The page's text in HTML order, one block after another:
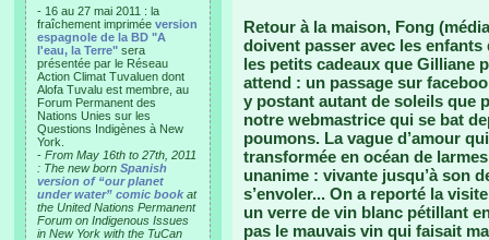
- 16 au 27 mai 2011 : la
fraîchement imprimée version
espagnole de la BD "A
l'eau, la Terre" sera
présentée par le Réseau
Action Climat Tuvaluen dont
Alofa Tuvalu est membre, au
Forum Permanent des
Nations Unies sur les
Questions Indigènes à New
York.
- From May 16th to 27th, 2011
: The new born Spanish
version of “our planet
under water” comic book at
the United Nations Permanent
Forum on Indigenous Issues
in New York with the TuCan
Retour à la maison, Fong
doivent passer avec les
les petits cadeaux que Gilliane
attend : un passage sur
y postant autant de soleils que
notre webmastrice qui se bat
poumons. La vague d’amour
transformée en océan de
unanime : vivante jusqu’à son
s’envoler... On a reporté la
un verre de vin blanc pétillant
pas le mauvais vin qui faisait